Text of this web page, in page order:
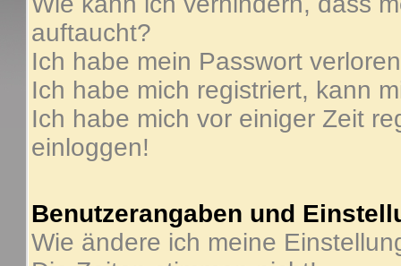
auftaucht?
Ich habe mein Passwort
Ich habe mich registriert, kann
Ich habe mich vor einiger Zeit
einloggen!
Benutzerangaben und
Wie ändere ich meine